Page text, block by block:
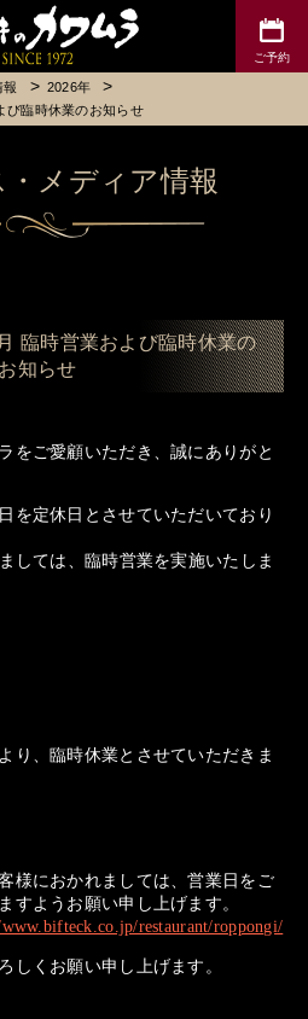
報
2026年
び臨時休業のお知らせ
・メディア情報
臨時営業および臨時休業の
お知らせ
をご愛顧いただき、誠にありがと
を定休日とさせていただいており
しては、臨時営業を実施いたしま
り、 臨時休業とさせていただきま
様におかれましては、営業日をご
すようお願い申し上げます。
restaurant/roppongi/
しくお願い申し上げます。